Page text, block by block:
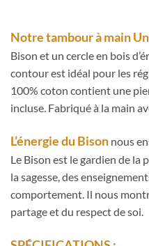
Notre tambour à main
Bison et un cercle en bois
contour est idéal pour les
100% coton contient une
incluse. Fabriqué à la main
L’énergie du Bison nous
Le Bison est le gardien de la
la sagesse, des
comportement. Il nous
partage et du respect de soi.